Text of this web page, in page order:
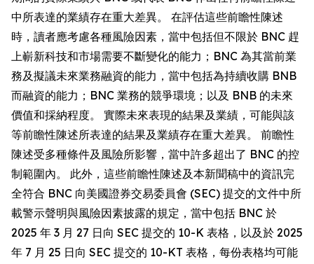
中所表達的業績存在重大差異。 在評估這些前瞻性陳述
時，讀者應考慮各種風險因素，當中包括但不限於 BNC 趕
上嶄新科技和市場需要不斷變化的能力；BNC 為其當前業
務及擬議未來業務融資的能力，當中包括為持續收購 BNB
而融資的能力；BNC 業務的競爭環境；以及 BNB 的未來
價值和採納程度。 實際未來表現的結果及業績，可能與該
等前瞻性陳述所表達的結果及業績存在重大差異。 前瞻性
陳述受多種條件及風險所影響，當中許多超出了 BNC 的控
制範圍內。 此外，這些前瞻性陳述及本新聞稿中的資訊完
全符合 BNC 向美國證券交易委員會 (SEC) 提交的文件中所
載警示聲明與風險因素披露的規定，當中包括 BNC 於
2025 年 3 月 27 日向 SEC 提交的 10-K 表格，以及於 2025
年 7 月 25 日向 SEC 提交的 10-KT 表格，每份表格均可能